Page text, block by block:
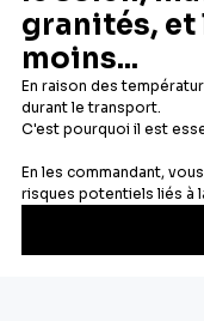
Vous pourrez vous
À propos de
Votre